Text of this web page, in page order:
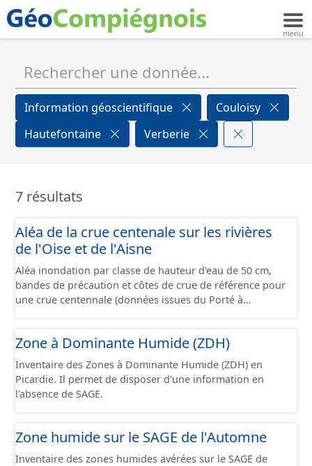
Information géoscientifique
Couloisy
Hautefontaine
Verberie
7 résultats
Aléa de la crue centenale sur les rivières
de l'Oise et de l'Aisne
Aléa inondation par classe de hauteur d'eau de 50 cm,
bandes de précaution et côtes de crue de référence pour
une crue centennale (données issues du Porté à
Zone à Dominante Humide (ZDH)
Inventaire des Zones à Dominante Humide (ZDH) en
Picardie. Il permet de disposer d'une information en
l'absence de SAGE.
Zone humide sur le SAGE de l'Automne
Inventaire des zones humides avérées sur le SAGE de